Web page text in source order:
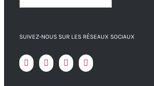
SUIVEZ-NOUS SUR LES RÉSEAUX SOCIAUX